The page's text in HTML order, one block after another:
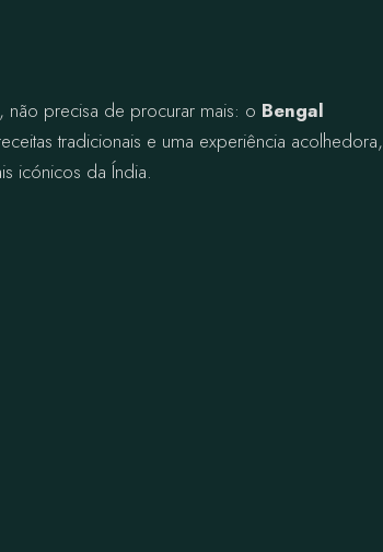
não precisa de procurar mais: o Bengal
tradicionais e uma experiência acolhedora,
icónicos da Índia.